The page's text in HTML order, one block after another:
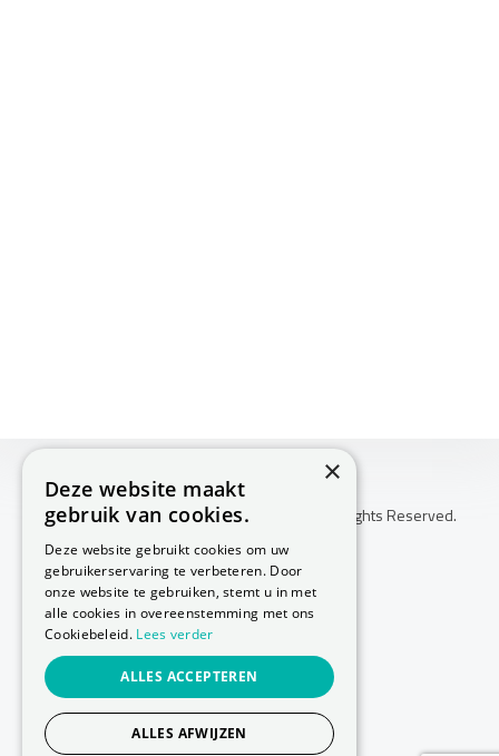
Copyright © 2026 Huis Voor Gezondheid. All Rights Reserved.
Annuleringsvoorwaarden
-
-
Privacy Policy
-
Cookie Policy
Website laten maken
×
Deze website maakt
gebruik van cookies.
Deze website gebruikt cookies om uw
gebruikerservaring te verbeteren. Door
onze website te gebruiken, stemt u in met
alle cookies in overeenstemming met ons
Cookiebeleid. Lees verder
ALLES ACCEPTEREN
ALLES AFWIJZEN